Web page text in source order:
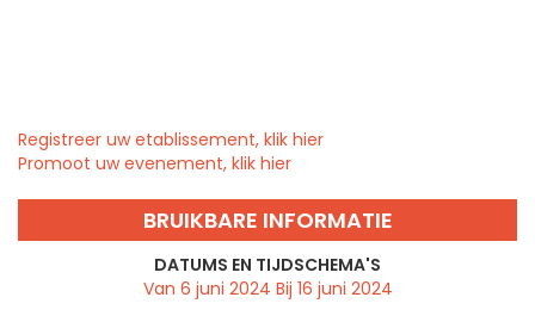
Registreer uw etablissement, klik hier
Promoot uw evenement, klik hier
BRUIKBARE INFORMATIE
DATUMS EN TIJDSCHEMA'S
Van 6 juni 2024 Bij 16 juni 2024